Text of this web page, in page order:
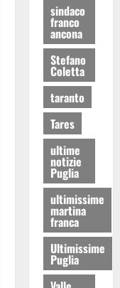
sindaco
franco
ancona
Stefano
Coletta
taranto
Tares
ultime
notizie
Puglia
ultimissime
martina
franca
Ultimissime
Puglia